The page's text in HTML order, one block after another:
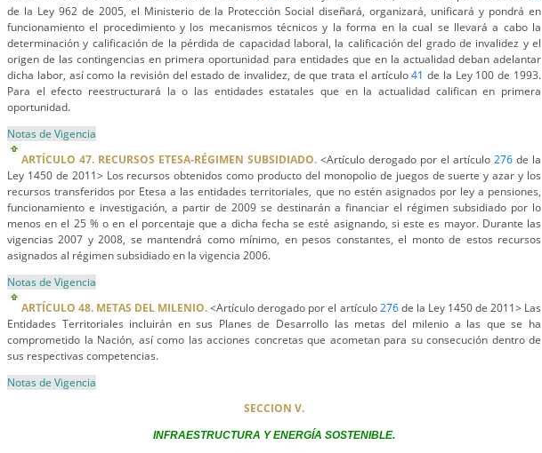
de la Ley 962 de 2005, el Ministerio de la Protección Social diseñará, organizará, unificará y pondrá en
funcionamiento el procedimiento y los mecanismos técnicos y la forma en la cual se llevará a cabo la
determinación y calificación de la pérdida de capacidad laboral, la calificación del grado de invalidez y el
origen de las contingencias en primera oportunidad para entidades que en la actualidad deban adelantar
dicha labor, así como la revisión del estado de invalidez, de que trata el artículo41 de la Ley 100 de 1993.
Para el efecto reestructurará la o las entidades estatales que en la actualidad califican en primera
oportunidad.
Notas de Vigencia
ARTÍCULO 47. RECURSOS ETESA-RÉGIMEN SUBSIDIADO. <Artículo derogado por el artículo 276 de la
Ley 1450 de 2011> Los recursos obtenidos como producto del monopolio de juegos de suerte y azar y los
recursos transferidos por Etesa a las entidades territoriales, que no estén asignados por ley a pensiones,
funcionamiento e investigación, a partir de 2009 se destinarán a financiar el régimen subsidiado por lo
menos en el 25 % o en el porcentaje que a dicha fecha se esté asignando, si este es mayor. Durante las
vigencias 2007 y 2008, se mantendrá como mínimo, en pesos constantes, el monto de estos recursos
asignados al régimen subsidiado en la vigencia 2006.
Notas de Vigencia
ARTÍCULO 48. METAS DEL MILENIO.<Artículo derogado por el artículo276de la Ley 1450 de 2011> Las
Entidades Territoriales incluirán en sus Planes de Desarrollo las metas del milenio a las que se ha
comprometido la Nación, así como las acciones concretas que acometan para su consecución dentro de
sus respectivas competencias.
Notas de Vigencia
SECCION V.
INFRAESTRUCTURA Y ENERGÍA SOSTENIBLE.